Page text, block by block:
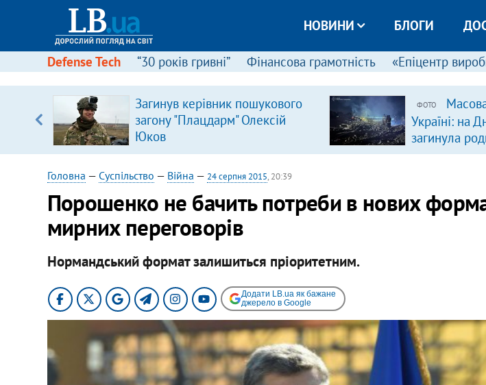
НОВИНИ БЛОГИ
Defense Tech “30 років гривні” Фінансова грамотність «Епіцентр
Загинув керівник пошукового
загону "Плацдарм" Олексій
Юков
ФОТО
Україні: на
загинула
удар по
Головна — Суспільство — Війна — 24 серпня 2015, 20:39
Порошенко не бачить потреби в нових
мирних переговорів
Нормандський формат залишиться пріоритетним.
Додати LB.ua як бажане
джерело в Google